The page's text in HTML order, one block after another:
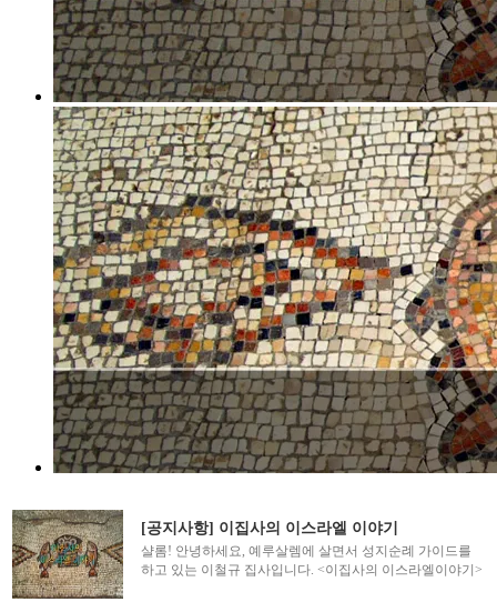
[공지사항] 이집사의 이스라엘 이야기
샬롬! 안녕하세요, 예루살렘에 살면서 성지순례 가이드를
하고 있는 이철규 집사입니다. <이집사의 이스라엘이야기>